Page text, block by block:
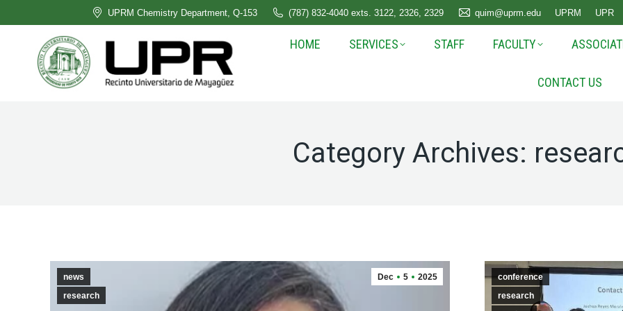
UPRM Chemistry Department, Q-153 (787) 832-4040 exts. 3122, 2326, 2329 quim@uprm.edu UPRM UPR
HOME SERVICES STAFF FACULTY
CONTACT US
Category Archives:
Dec 5 2025
news
research
conference
research